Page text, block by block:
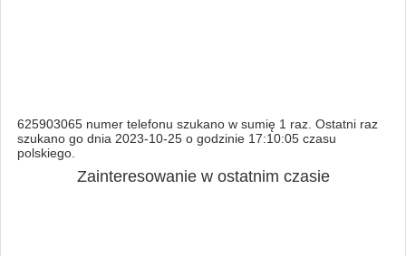
625903065 numer telefonu szukano w sumię 1 raz. Ostatni raz
szukano go dnia 2023-10-25 o godzinie 17:10:05 czasu
polskiego.
Zainteresowanie w ostatnim czasie